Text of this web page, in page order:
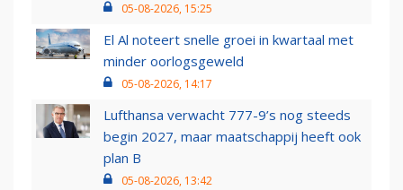
05-08-2026, 15:25
El Al noteert snelle groei in kwartaal met
minder oorlogsgeweld
05-08-2026, 14:17
Lufthansa verwacht 777-9’s nog steeds
begin 2027, maar maatschappij heeft ook
plan B
05-08-2026, 13:42